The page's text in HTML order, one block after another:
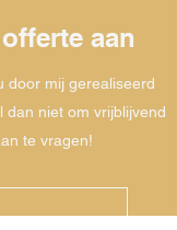
aan
door mij gerealiseerd
dan niet om vrijblijvend
te vragen!